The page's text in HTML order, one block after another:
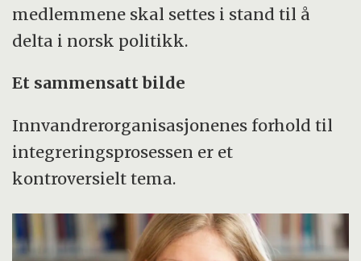
medlemmene skal settes i stand til å
delta i norsk politikk.
Et sammensatt bilde
Innvandrerorganisasjonenes forhold til
integreringsprosessen er et
kontroversielt tema.